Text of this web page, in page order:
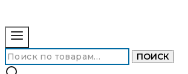
Искать: ПОИСК